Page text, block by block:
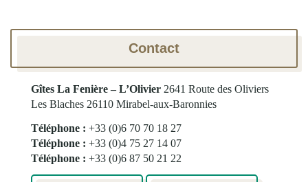
Contact
Gîtes La Fenière – L’Olivier 2641 Route des Oliviers
Les Blaches 26110 Mirabel-aux-Baronnies
Téléphone : +33 (0)6 70 70 18 27
Téléphone : +33 (0)4 75 27 14 07
Téléphone : +33 (0)6 87 50 21 22